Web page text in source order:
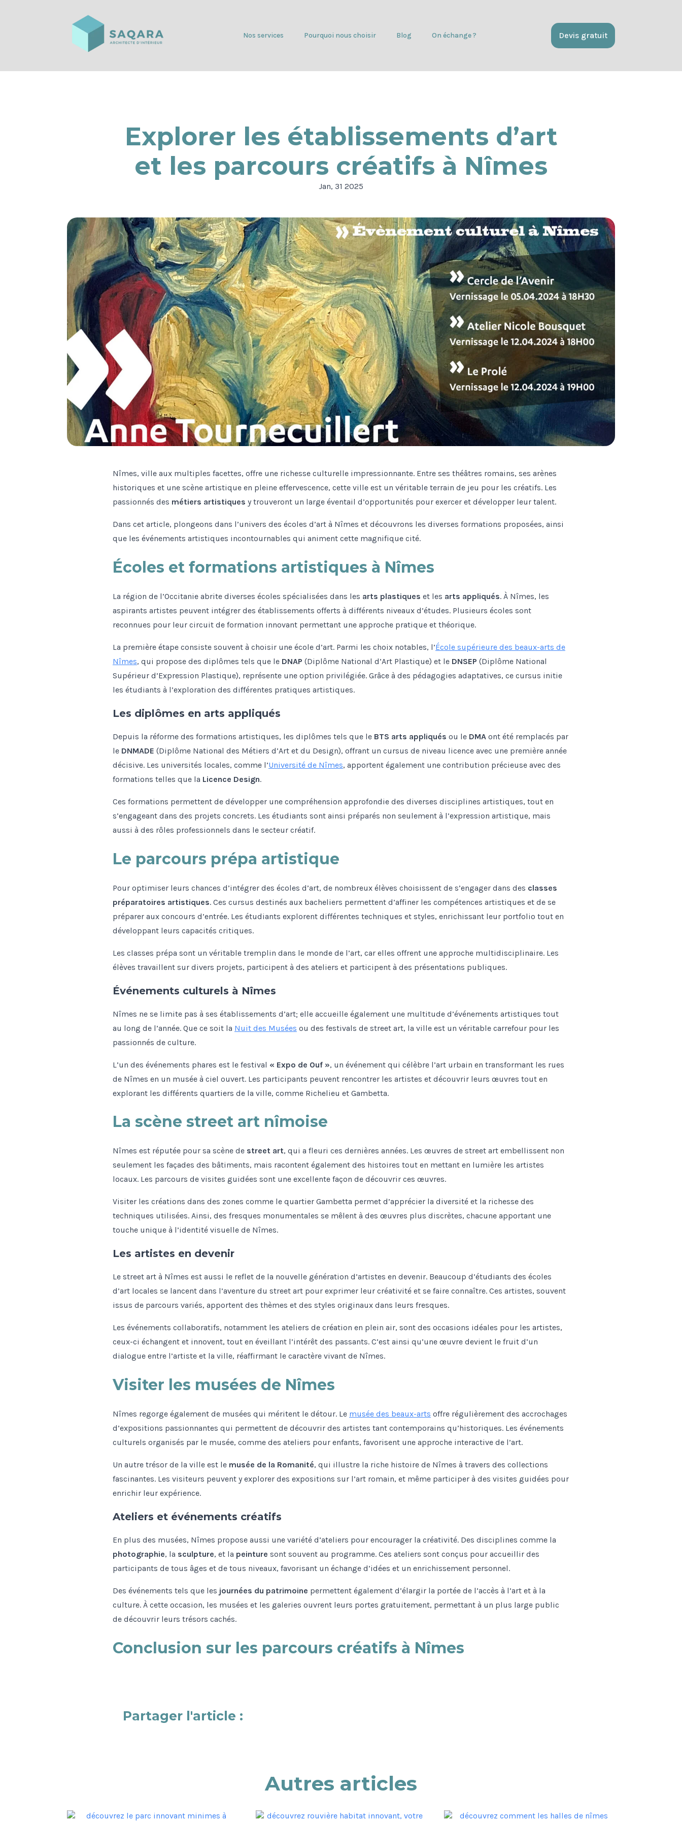
Nos services Pourquoi nous choisir Blog On échange ? Devis gratuit
Explorer les établissements d’art
et les parcours créatifs à Nîmes
Jan, 31 2025
Nîmes, ville aux multiples facettes, offre une richesse culturelle impressionnante. Entre ses théâtres romains, ses arènes
historiques et une scène artistique en pleine effervescence, cette ville est un véritable terrain de jeu pour les créatifs. Les
passionnés des métiers artistiques y trouveront un large éventail d’opportunités pour exercer et développer leur talent.
Dans cet article, plongeons dans l’univers des écoles d’art à Nîmes et découvrons les diverses formations proposées, ainsi
que les événements artistiques incontournables qui animent cette magnifique cité.
Écoles et formations artistiques à Nîmes
La région de l’Occitanie abrite diverses écoles spécialisées dans les arts plastiques et les arts appliqués. À Nîmes, les
aspirants artistes peuvent intégrer des établissements offerts à différents niveaux d’études. Plusieurs écoles sont
reconnues pour leur circuit de formation innovant permettant une approche pratique et théorique.
La première étape consiste souvent à choisir une école d’art. Parmi les choix notables, l’École supérieure des beaux-arts de
Nîmes, qui propose des diplômes tels que le DNAP (Diplôme National d’Art Plastique) et le DNSEP (Diplôme National
Supérieur d’Expression Plastique), représente une option privilégiée. Grâce à des pédagogies adaptatives, ce cursus initie
les étudiants à l’exploration des différentes pratiques artistiques.
Les diplômes en arts appliqués
Depuis la réforme des formations artistiques, les diplômes tels que le BTS arts appliqués ou le DMA ont été remplacés par
le DNMADE (Diplôme National des Métiers d’Art et du Design), offrant un cursus de niveau licence avec une première année
décisive. Les universités locales, comme l’Université de Nîmes, apportent également une contribution précieuse avec des
formations telles que la Licence Design.
Ces formations permettent de développer une compréhension approfondie des diverses disciplines artistiques, tout en
s’engageant dans des projets concrets. Les étudiants sont ainsi préparés non seulement à l’expression artistique, mais
aussi à des rôles professionnels dans le secteur créatif.
Le parcours prépa artistique
Pour optimiser leurs chances d’intégrer des écoles d’art, de nombreux élèves choisissent de s’engager dans des classes
préparatoires artistiques. Ces cursus destinés aux bacheliers permettent d’affiner les compétences artistiques et de se
préparer aux concours d’entrée. Les étudiants explorent différentes techniques et styles, enrichissant leur portfolio tout en
développant leurs capacités critiques.
Les classes prépa sont un véritable tremplin dans le monde de l’art, car elles offrent une approche multidisciplinaire. Les
élèves travaillent sur divers projets, participent à des ateliers et participent à des présentations publiques.
Événements culturels à Nîmes
Nîmes ne se limite pas à ses établissements d’art; elle accueille également une multitude d’événements artistiques tout
au long de l’année. Que ce soit la Nuit des Musées ou des festivals de street art, la ville est un véritable carrefour pour les
passionnés de culture.
L’un des événements phares est le festival « Expo de Ouf », un événement qui célèbre l’art urbain en transformant les rues
de Nîmes en un musée à ciel ouvert. Les participants peuvent rencontrer les artistes et découvrir leurs œuvres tout en
explorant les différents quartiers de la ville, comme Richelieu et Gambetta.
La scène street art nîmoise
Nîmes est réputée pour sa scène de street art, qui a fleuri ces dernières années. Les œuvres de street art embellissent non
seulement les façades des bâtiments, mais racontent également des histoires tout en mettant en lumière les artistes
locaux. Les parcours de visites guidées sont une excellente façon de découvrir ces œuvres.
Visiter les créations dans des zones comme le quartier Gambetta permet d’apprécier la diversité et la richesse des
techniques utilisées. Ainsi, des fresques monumentales se mêlent à des œuvres plus discrètes, chacune apportant une
touche unique à l’identité visuelle de Nîmes.
Les artistes en devenir
Le street art à Nîmes est aussi le reflet de la nouvelle génération d’artistes en devenir. Beaucoup d’étudiants des écoles
d’art locales se lancent dans l’aventure du street art pour exprimer leur créativité et se faire connaître. Ces artistes, souvent
issus de parcours variés, apportent des thèmes et des styles originaux dans leurs fresques.
Les événements collaboratifs, notamment les ateliers de création en plein air, sont des occasions idéales pour les artistes,
ceux-ci échangent et innovent, tout en éveillant l’intérêt des passants. C’est ainsi qu’une œuvre devient le fruit d’un
dialogue entre l’artiste et la ville, réaffirmant le caractère vivant de Nîmes.
Visiter les musées de Nîmes
Nîmes regorge également de musées qui méritent le détour. Le musée des beaux-arts offre régulièrement des accrochages
d’expositions passionnantes qui permettent de découvrir des artistes tant contemporains qu’historiques. Les événements
culturels organisés par le musée, comme des ateliers pour enfants, favorisent une approche interactive de l’art.
Un autre trésor de la ville est le musée de la Romanité, qui illustre la riche histoire de Nîmes à travers des collections
fascinantes. Les visiteurs peuvent y explorer des expositions sur l’art romain, et même participer à des visites guidées pour
enrichir leur expérience.
Ateliers et événements créatifs
En plus des musées, Nîmes propose aussi une variété d’ateliers pour encourager la créativité. Des disciplines comme la
photographie, la sculpture, et la peinture sont souvent au programme. Ces ateliers sont conçus pour accueillir des
participants de tous âges et de tous niveaux, favorisant un échange d’idées et un enrichissement personnel.
Des événements tels que les journées du patrimoine permettent également d’élargir la portée de l’accès à l’art et à la
culture. À cette occasion, les musées et les galeries ouvrent leurs portes gratuitement, permettant à un plus large public
de découvrir leurs trésors cachés.
Conclusion sur les parcours créatifs à Nîmes
Partager l'article :
Autres articles